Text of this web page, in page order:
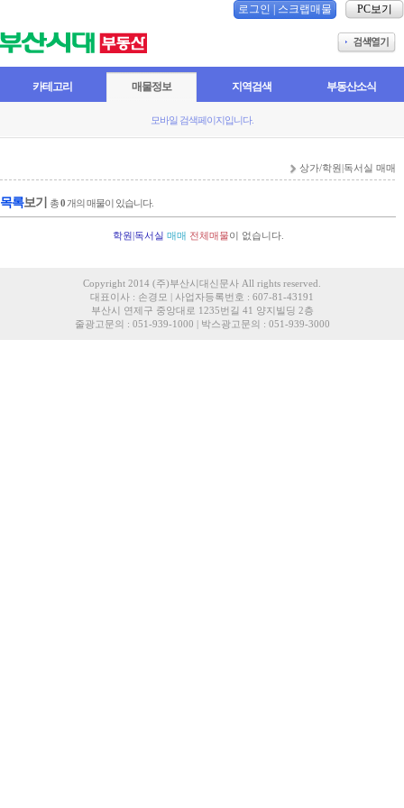
로그인 스크랩매물 PC보기
카테고리 매물정보 지역검색 부동산소식
모바일 검색페이지입니다.
상가/학원|독서실 매매
목록보기 총0 개의 매물이 있습니다.
학원|독서실 매매 전체매물이 없습니다.
Copyright 2014 (주)부산시대신문사 All rights reserved.
대표이사 : 손경모 | 사업자등록번호 : 607-81-43191
부산시 연제구 중앙대로 1235번길 41 양지빌딩 2층
줄광고문의 : 051-939-1000 | 박스광고문의 : 051-939-3000